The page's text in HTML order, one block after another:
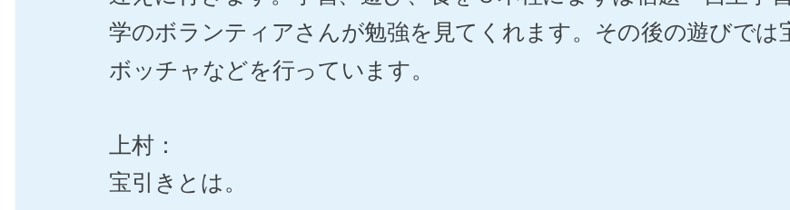
学のボランティアさんが勉強を見てくれます。その後の遊びでは
ボッチャなどを行っています。
上村：
宝引きとは。